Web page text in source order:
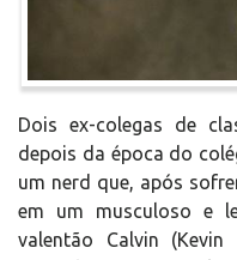
Dois ex-colegas de
depois da época do
um nerd que, após
em um musculoso e
valentão Calvin